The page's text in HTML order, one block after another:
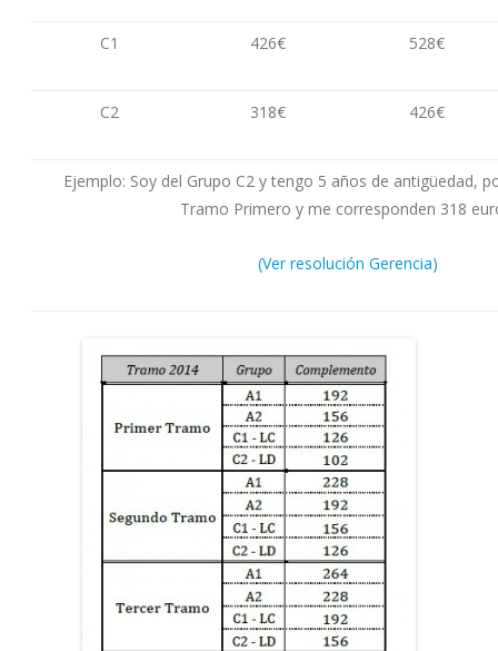
C1 426€ 528€
C2 318€ 426€
Ejemplo: Soy del Grupo C2 y tengo 5 años de antigüedad,
Tramo Primero y me corresponden 318
(Ver resolución Gerencia)